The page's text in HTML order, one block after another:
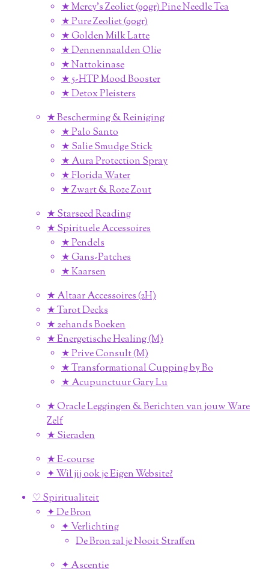
★ Mercy's Zeoliet (90gr) Pine Needle Tea
★ Pure Zeoliet (90gr)
★ Golden Milk Latte
★ Dennennaalden Olie
★ Nattokinase
★ 5-HTP Mood Booster
★ Detox Pleisters
★ Bescherming & Reiniging
★ Palo Santo
★ Salie Smudge Stick
★ Aura Protection Spray
★ Florida Water
★ Zwart & Roze Zout
★ Starseed Reading
★ Spirituele Accessoires
★ Pendels
★ Gans-Patches
★ Kaarsen
★ Altaar Accessoires (2H)
★ Tarot Decks
★ 2ehands Boeken
★ Energetische Healing (M)
★ Prive Consult (M)
★ Transformational Cupping by Bo
★ Acupunctuur Gary Lu
★ Oracle Leggingen & Berichten van jouw Ware
Zelf
★ Sieraden
★ E-course
✦ Wil jij ook je Eigen Website?
♡ Spiritualiteit
✦ De Bron
✦ Verlichting
De Bron zal je Nooit Straffen
✦ Ascentie